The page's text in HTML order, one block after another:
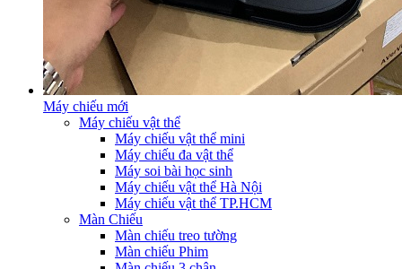
Máy chiếu mới
Máy chiếu vật thể
Máy chiếu vật thể mini
Máy chiếu đa vật thể
Máy soi bài học sinh
Máy chiếu vật thể Hà Nội
Máy chiếu vật thể TP.HCM
Màn Chiếu
Màn chiếu treo tường
Màn chiếu Phim